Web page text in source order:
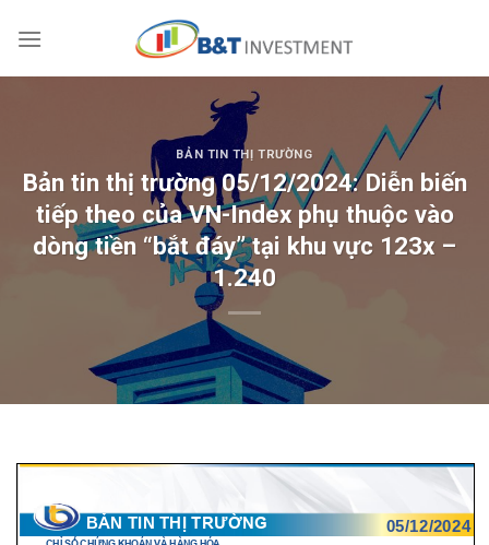
BẢN TIN THỊ TRƯỜNG
Bản tin thị trường 05/12/2024: Diễn biến
tiếp theo của VN-Index phụ thuộc vào
dòng tiền “bắt đáy” tại khu vực 123x –
1.240